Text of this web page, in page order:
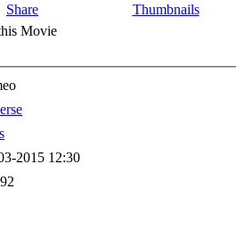
Share
Thumbnails
Movie
2015 12:30